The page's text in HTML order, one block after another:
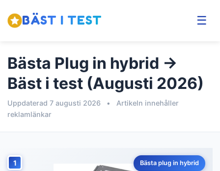
BÄST I TEST ☰
Bästa Plug in hybrid →
Bäst i test (Augusti 2026)
Uppdaterad 7 augusti 2026 •
Artikeln innehåller
reklamlänkar
1 Bästa plug in hybrid